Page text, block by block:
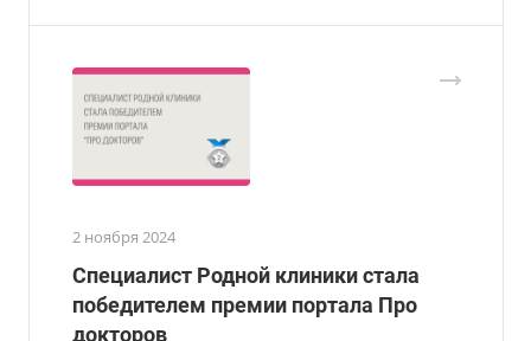
2 ноября 2024
Специалист Родной клиники стала
победителем премии портала Про
докторов